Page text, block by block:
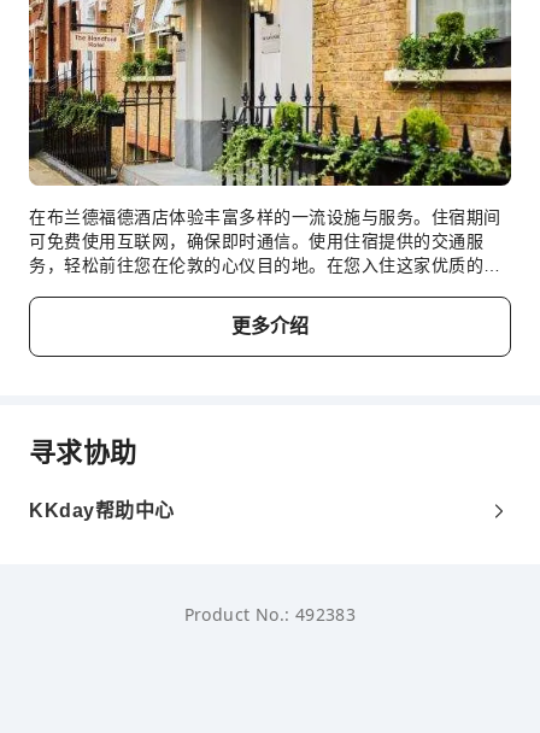
在布兰德福德酒店体验丰富多样的一流设施与服务。住宿期间
可免费使用互联网，确保即时通信。使用住宿提供的交通服
务，轻松前往您在伦敦的心仪目的地。在您入住这家优质的住
系列便利设施。 在悠闲的白天和晚上，客房送餐服务等房内设
施可让您充分享受住宿时光。住宿全面禁烟。 住宿配备了各种
便利设施，让您夜夜好眠。为了让您享受更愉快的住宿体验，
视。 住宿的部分客房为客人提供室内饮料。 住宿的部分客房
浴室配有必要的浴室用品，以确保为客人提供舒适的入住体
的早餐来开始新的一天。
更多介绍
寻求协助
KKday帮助中心
Product No.: 492383